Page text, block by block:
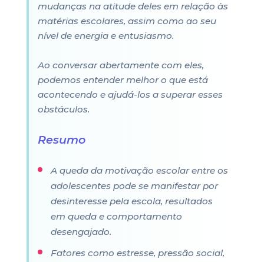
mudanças na atitude deles em relação às
matérias escolares, assim como ao seu
nível de energia e entusiasmo.
Ao conversar abertamente com eles,
podemos entender melhor o que está
acontecendo e ajudá-los a superar esses
obstáculos.
Resumo
A queda da motivação escolar entre os
adolescentes pode se manifestar por
desinteresse pela escola, resultados
em queda e comportamento
desengajado.
Fatores como estresse, pressão social,